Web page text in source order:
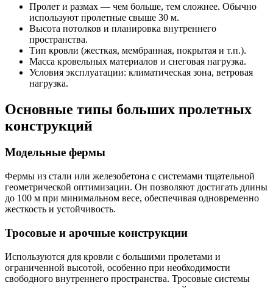
Пролет и размах — чем больше, тем сложнее. Обычно
используют пролетные свыше 30 м.
Высота потолков и планировка внутреннего
пространства.
Тип кровли (жесткая, мембранная, покрытая и т.п.).
Масса кровельных материалов и снеговая нагрузка.
Условия эксплуатации: климатическая зона, ветровая
нагрузка.
Основные типы больших пролетных
конструкций
Модельные фермы
Фермы из стали или железобетона с системами тщательной
геометрической оптимизации. Он позволяют достигать длины
до 100 м при минимальном весе, обеспечивая одновременно
жесткость и устойчивость.
Тросовые и арочные конструкции
Используются для кровли с большими пролетами и
ограниченной высотой, особенно при необходимости
свободного внутреннего пространства. Тросовые системы